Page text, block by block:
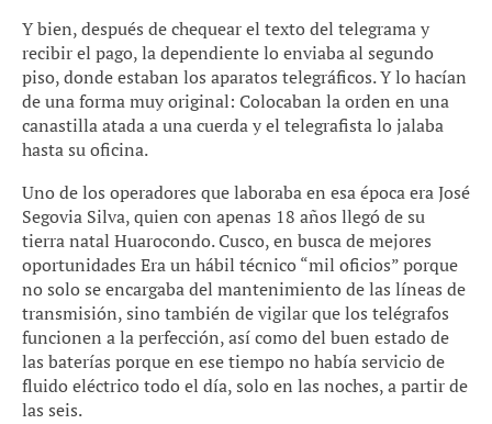
Y bien, después de chequear el texto del telegrama y
recibir el pago, la dependiente lo enviaba al segundo
piso, donde estaban los aparatos telegráficos. Y lo hacían
de una forma muy original: Colocaban la orden en una
canastilla atada a una cuerda y el telegrafista lo jalaba
hasta su oficina.
Uno de los operadores que laboraba en esa época era José
Segovia Silva, quien con apenas 18 años llegó de su
tierra natal Huarocondo. Cusco, en busca de mejores
oportunidades Era un hábil técnico “mil oficios” porque
no solo se encargaba del mantenimiento de las líneas de
transmisión, sino también de vigilar que los telégrafos
funcionen a la perfección, así como del buen estado de
las baterías porque en ese tiempo no había servicio de
fluido eléctrico todo el día, solo en las noches, a partir de
las seis.